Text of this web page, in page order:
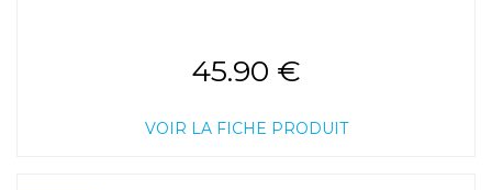
45.90 €
VOIR LA FICHE PRODUIT